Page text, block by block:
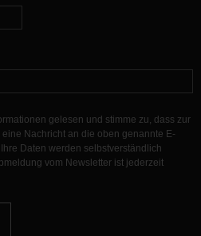
gelesen und stimme zu, dass zur
Nachricht an die oben genannte E-
Daten werden selbstverständlich
vom Newsletter ist jederzeit